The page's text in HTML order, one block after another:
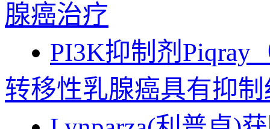
腺癌治疗
PI3K抑制剂Piqray
转移性乳腺癌具有抑